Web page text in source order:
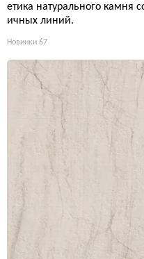
етика натурального камня
ичных линий.
Новинки 67